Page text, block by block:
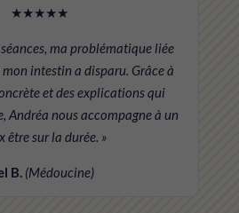
★★★★★
ma problématique liée
intestin a disparu. Grâce à
et des explications qui
Andréa nous accompagne à un
être sur la durée. »
B. (Médoucine)